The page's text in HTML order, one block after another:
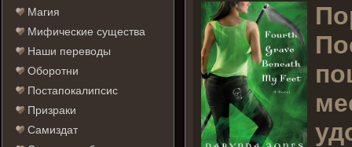
Магия
Мифические существа
Наши переводы
Оборотни
Постапокалипсис
Призраки
Самиздат
П